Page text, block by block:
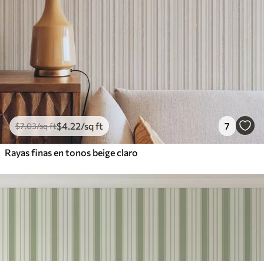
$7.03/sq ft$4.22/sq ft 7
Rayas finas en tonos beige claro